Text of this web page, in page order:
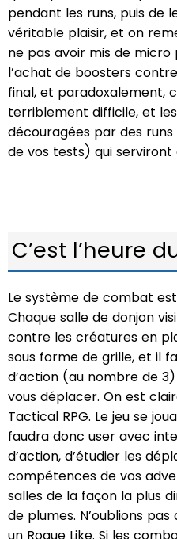
pendant les runs, puis de
véritable plaisir, et on
ne pas avoir mis de
l’achat de boosters
final, et paradoxalement,
terriblement difficile, et
découragées par des
de vos tests) qui
C’est l’heure
Le système de combat
Chaque salle de donjon
contre les créatures en
sous forme de grille, et il
d’action (au nombre de
vous déplacer. On est
Tactical RPG. Le jeu se
faudra donc user avec
d’action, d’étudier les
compétences de vos
salles de la façon la plus
de plumes. N’oublions